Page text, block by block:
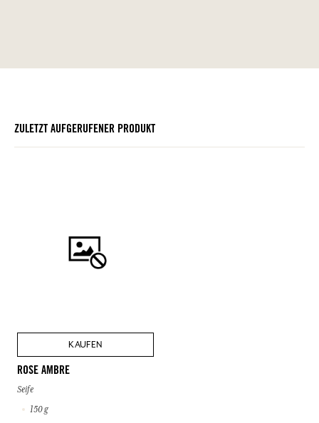
ZULETZT AUFGERUFENER PRODUKT
KAUFEN
ROSE AMBRE
Seife
150 g